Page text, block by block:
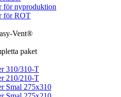
för nyproduktion
för ROT
Vent®
paket
310/310-T
210/210-T
Smal 275x310